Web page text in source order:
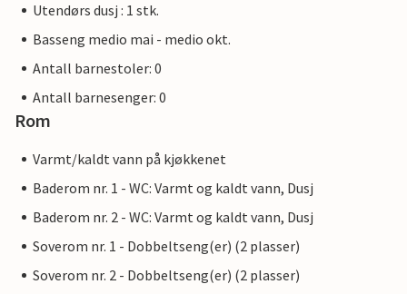
Utendørs dusj : 1 stk.
Basseng medio mai - medio okt.
Antall barnestoler: 0
Antall barnesenger: 0
Rom
Varmt/kaldt vann på kjøkkenet
Baderom nr. 1 - WC: Varmt og kaldt vann, Dusj
Baderom nr. 2 - WC: Varmt og kaldt vann, Dusj
Soverom nr. 1 - Dobbeltseng(er) (2 plasser)
Soverom nr. 2 - Dobbeltseng(er) (2 plasser)